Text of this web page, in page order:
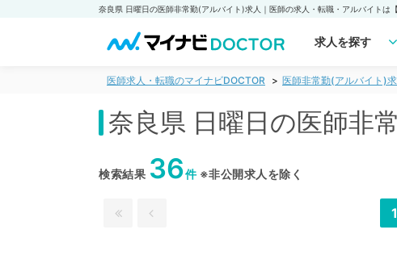
求人を探す
医師求人・転職のマイナビDOCTOR 医師非常勤(アルバイト)求
奈良県 日曜日の医師非
検索結果 36件※非公開求人を除く
1